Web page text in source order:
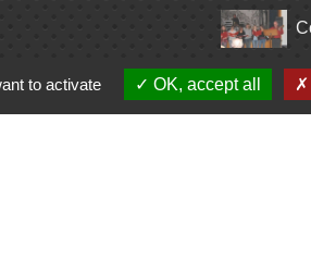
to activate OK, accept all